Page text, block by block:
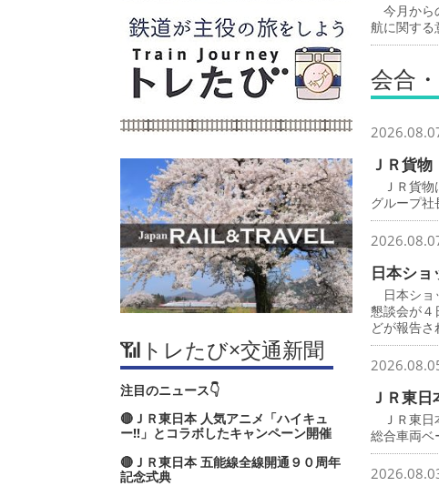
📶トレたび×交通新聞
注目のニュース👇
🔴ＪＲ東日本 人気アニメ「ハイキュ
ー‼」とコラボしたキャンペーン開催
🔴ＪＲ東日本 五能線全線開通９０周年
記念式典
今月から
航に関する
会合
ＪＲ貨
ＪＲ貨物
グループ社
日本シ
日本ショ
懇談会が４
どが報告さ
ＪＲ東
ＪＲ東日
総合車両ベ